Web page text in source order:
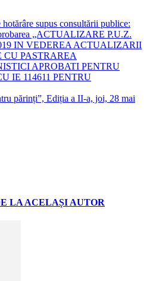
hotărâre supus consultării publice:
„ACTUALIZARE P.U.Z.
IN VEDEREA ACTUALIZARII
PASTRAREA
APROBATI PENTRU
IE 114611 PENTRU
părinți”, Ediția a II-a, joi, 28 mai
LA ACELAȘI AUTOR